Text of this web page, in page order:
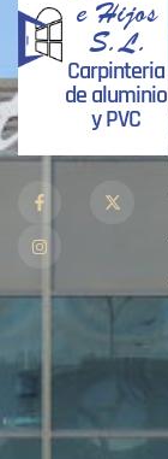
e Hijos
S.L.
Carpinteria
de aluminio
y PVC